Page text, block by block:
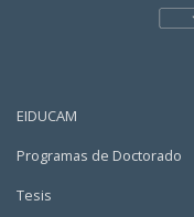
EIDUCAM
Programas de Doctorado
Tesis